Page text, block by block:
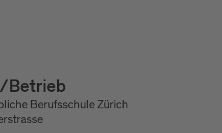
Betrieb
Berufsschule Zürich